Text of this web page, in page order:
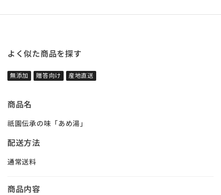
よく似た商品を探す
無添加 贈答向け 産地直送
商品名
祇園伝承の味「あめ湯」
配送方法
通常送料
商品内容